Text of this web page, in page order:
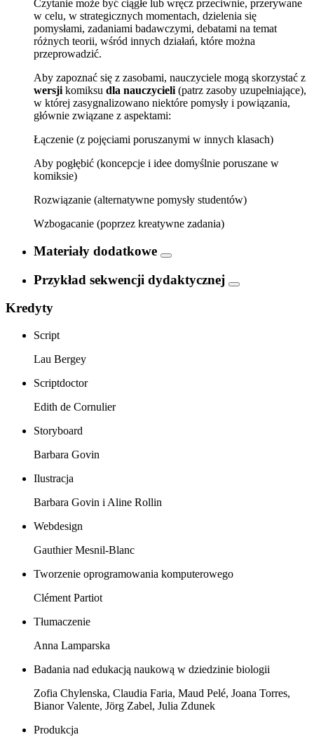
Czytanie może być ciągłe lub wręcz przeciwnie, przerywane
w celu, w strategicznych momentach, dzielenia się
pomysłami, zadaniami badawczymi, debatami na temat
różnych teorii, wśród innych działań, które można
przeprowadzić.
Aby zapoznać się z zasobami, nauczyciele mogą skorzystać z
wersji komiksu dla nauczycieli (patrz zasoby uzupełniające),
w której zasygnalizowano niektóre pomysły i powiązania,
głównie związane z aspektami:
Łączenie (z pojęciami poruszanymi w innych klasach)
Aby pogłębić (koncepcje i idee domyślnie poruszane w
komiksie)
Rozwiązanie (alternatywne pomysły studentów)
Wzbogacanie (poprzez kreatywne zadania)
Materiały dodatkowe
Przykład sekwencji dydaktycznej
Kredyty
Script
Lau Bergey
Scriptdoctor
Edith de Cornulier
Storyboard
Barbara Govin
Ilustracja
Barbara Govin i Aline Rollin
Webdesign
Gauthier Mesnil-Blanc
Tworzenie oprogramowania komputerowego
Clément Partiot
Tłumaczenie
Anna Lamparska
Badania nad edukacją naukową w dziedzinie biologii
Zofia Chylenska, Claudia Faria, Maud Pelé, Joana Torres,
Bianor Valente, Jörg Zabel, Julia Zdunek
Produkcja